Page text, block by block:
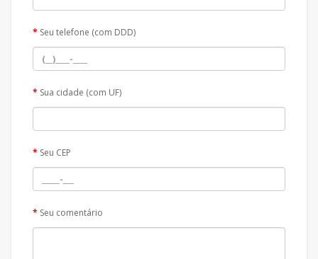
Seu telefone (com DDD)
Sua cidade (com UF)
Seu CEP
Seu comentário